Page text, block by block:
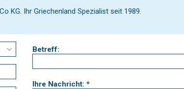
KG. Ihr Griechenland Spezialist seit 1989.
Betreff:
Ihre Nachricht: *